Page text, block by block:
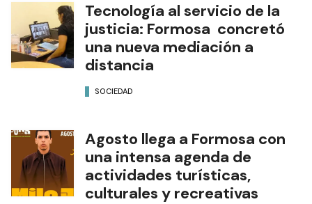
Tecnología al servicio de la
justicia: Formosa concretó
una nueva mediación a
distancia
SOCIEDAD
Agosto llega a Formosa con
una intensa agenda de
actividades turísticas,
culturales y recreativas